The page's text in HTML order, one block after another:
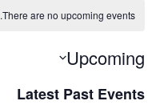
There are no upcoming events.
Upcoming
date.
Latest Past Events